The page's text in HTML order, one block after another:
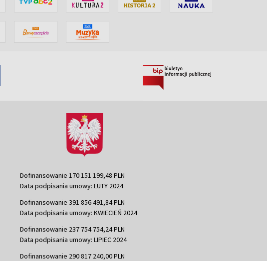
Dofinansowanie 170 151 199,48 PLN
Data podpisania umowy: LUTY 2024
Dofinansowanie 391 856 491,84 PLN
Data podpisania umowy: KWIECIEŃ 2024
Dofinansowanie 237 754 754,24 PLN
Data podpisania umowy: LIPIEC 2024
Dofinansowanie 290 817 240,00 PLN